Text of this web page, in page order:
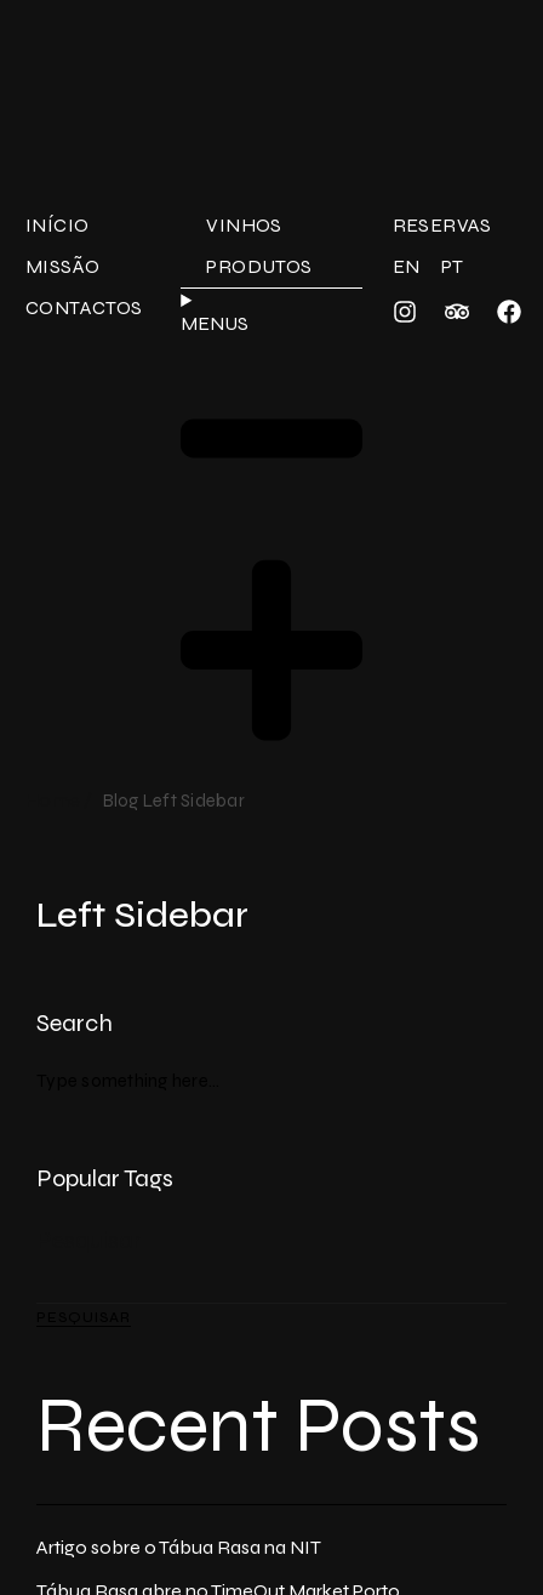
INÍCIO
MISSÃO
CONTACTOS
VINHOS
PRODUTOS
MENUS
RESERVAS
EN
PT
Blog Left Sidebar
Left Sidebar
Search
Popular Tags
Recent Posts
Artigo sobre o Tábua Rasa na NIT